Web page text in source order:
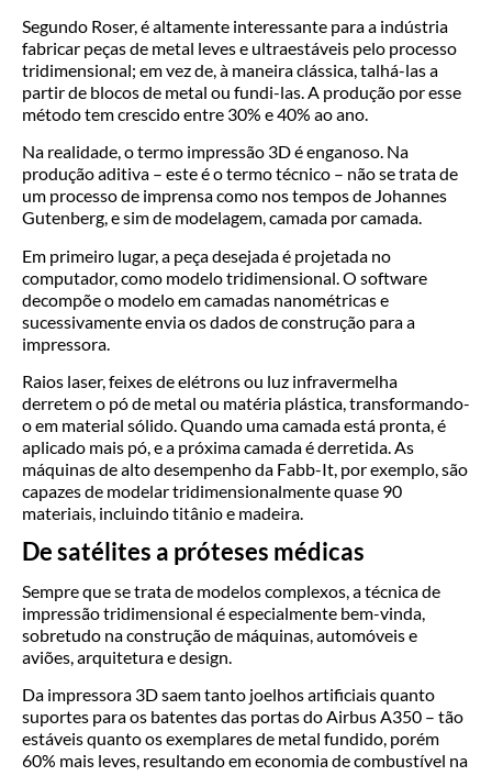
Segundo Roser, é altamente interessante para a indústria
fabricar peças de metal leves e ultraestáveis pelo processo
tridimensional; em vez de, à maneira clássica, talhá-las a
partir de blocos de metal ou fundi-las. A produção por esse
método tem crescido entre 30% e 40% ao ano.
Na realidade, o termo impressão 3D é enganoso. Na
produção aditiva – este é o termo técnico – não se trata de
um processo de imprensa como nos tempos de Johannes
Gutenberg, e sim de modelagem, camada por camada.
Em primeiro lugar, a peça desejada é projetada no
computador, como modelo tridimensional. O software
decompõe o modelo em camadas nanométricas e
sucessivamente envia os dados de construção para a
impressora.
Raios laser, feixes de elétrons ou luz infravermelha
derretem o pó de metal ou matéria plástica, transformando-
o em material sólido. Quando uma camada está pronta, é
aplicado mais pó, e a próxima camada é derretida. As
máquinas de alto desempenho da Fabb-It, por exemplo, são
capazes de modelar tridimensionalmente quase 90
materiais, incluindo titânio e madeira.
De satélites a próteses médicas
Sempre que se trata de modelos complexos, a técnica de
impressão tridimensional é especialmente bem-vinda,
sobretudo na construção de máquinas, automóveis e
aviões, arquitetura e design.
Da impressora 3D saem tanto joelhos artificiais quanto
suportes para os batentes das portas do Airbus A350 – tão
estáveis quanto os exemplares de metal fundido, porém
60% mais leves, resultando em economia de combustível na